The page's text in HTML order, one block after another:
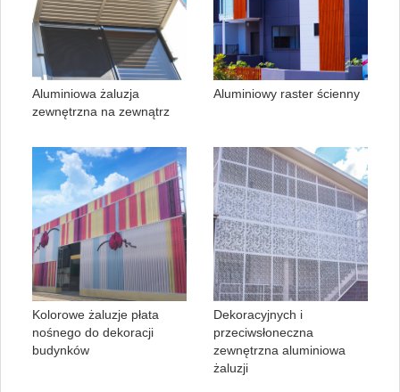
Aluminiowa żaluzja
zewnętrzna na zewnątrz
Aluminiowy raster ścienny
Kolorowe żaluzje płata
nośnego do dekoracji
budynków
Dekoracyjnych i
przeciwsłoneczna
zewnętrzna aluminiowa
żaluzji